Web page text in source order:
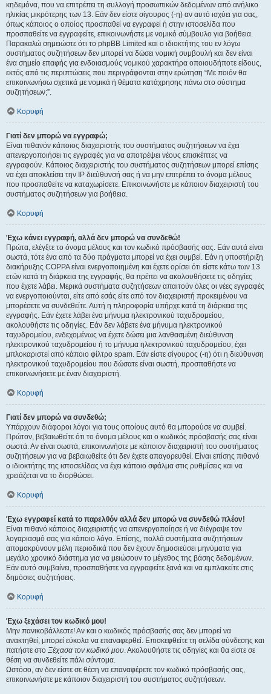
κηδεμόνα, που να επιτρέπει τη συλλογή προσωπικών δεδομένων από ανήλικο
ηλικίας μικρότερης των 13. Εάν δεν είστε σίγουρος (-η) αν αυτό ισχύει για σας,
όπως κάποιος ο οποίος προσπαθεί να εγγραφεί ή στην ιστοσελίδα που
προσπαθείτε να εγγραφείτε, επικοινωνήστε με νομικό σύμβουλο για βοήθεια.
Παρακαλώ σημειώστε ότι το phpBB Limited και ο ιδιοκτήτης του εν λόγω
συστήματος συζητήσεων δεν μπορεί να δώσει νομική συμβουλή και δεν είναι
ένα σημείο επαφής για ενδοιασμούς νομικού χαρακτήρα οποιουδήποτε είδους,
εκτός από τις περιπτώσεις που περιγράφονται στην ερώτηση “Με ποιόν θα
επικοινωνήσω σχετικά με νομικά ή θέματα κατάχρησης πάνω στο σύστημα
συζητήσεων;”.
Κορυφή
Γιατί δεν μπορώ να εγγραφώ;
Είναι πιθανόν κάποιος διαχειριστής του συστήματος συζητήσεων να έχει
απενεργοποιήσει τις εγγραφές για να αποτρέψει νέους επισκέπτες να
εγγραφούν. Κάποιος διαχειριστής του συστήματος συζητήσεων μπορεί επίσης
να έχει αποκλείσει την IP διεύθυνσή σας ή να μην επιτρέπει το όνομα μέλους
που προσπαθείτε να καταχωρίσετε. Επικοινωνήστε με κάποιον διαχειριστή του
συστήματος συζητήσεων για βοήθεια.
Κορυφή
Έχω κάνει εγγραφή, αλλά δεν μπορώ να συνδεθώ!
Πρώτα, ελέγξτε το όνομα μέλους και τον κωδικό πρόσβασής σας. Εάν αυτά είναι
σωστά, τότε ένα από τα δύο πράγματα μπορεί να έχει συμβεί. Εάν η υποστήριξη
διακήρυξης COPPA είναι ενεργοποιημένη και έχετε ορίσει ότι είστε κάτω των 13
ετών κατά τη διάρκεια της εγγραφής, θα πρέπει να ακολουθήσετε τις οδηγίες
που έχετε λάβει. Μερικά συστήματα συζητήσεων απαιτούν όλες οι νέες εγγραφές
να ενεργοποιούνται, είτε από εσάς είτε από τον διαχειριστή προκειμένου να
μπορέσετε να συνδεθείτε. Αυτή η πληροφορία υπήρχε κατά τη διάρκεια της
εγγραφής. Εάν έχετε λάβει ένα μήνυμα ηλεκτρονικού ταχυδρομείου,
ακολουθήστε τις οδηγίες. Εάν δεν λάβετε ένα μήνυμα ηλεκτρονικού
ταχυδρομείου, ενδεχομένως να έχετε δώσει μια λανθασμένη διεύθυνση
ηλεκτρονικού ταχυδρομείου ή το μήνυμα ηλεκτρονικού ταχυδρομείου, έχει
μπλοκαριστεί από κάποιο φίλτρο spam. Εάν είστε σίγουρος (-η) ότι η διεύθυνση
ηλεκτρονικού ταχυδρομείου που δώσατε είναι σωστή, προσπαθήστε να
επικοινωνήσετε με έναν διαχειριστή.
Κορυφή
Γιατί δεν μπορώ να συνδεθώ;
Υπάρχουν διάφοροι λόγοι για τους οποίους αυτό θα μπορούσε να συμβεί.
Πρώτον, βεβαιωθείτε ότι το όνομα μέλους και ο κωδικός πρόσβασής σας είναι
σωστά. Αν είναι σωστά, επικοινωνήστε με κάποιον διαχειριστή του συστήματος
συζητήσεων για να βεβαιωθείτε ότι δεν έχετε απαγορευθεί. Είναι επίσης πιθανό
ο ιδιοκτήτης της ιστοσελίδας να έχει κάποιο σφάλμα στις ρυθμίσεις και να
χρειάζεται να το διορθώσει.
Κορυφή
Έχω εγγραφεί κατά το παρελθόν αλλά δεν μπορώ να συνδεθώ πλέον!
Είναι πιθανό κάποιος διαχειριστής να απενεργοποίησε ή να διέγραψε τον
λογαριασμό σας για κάποιο λόγο. Επίσης, πολλά συστήματα συζητήσεων
απομακρύνουν μέλη περιοδικά που δεν έχουν δημοσιεύσει μηνύματα για
μεγάλο χρονικό διάστημα για να μειώσουν το μέγεθος της βάσης δεδομένων.
Εάν αυτό συμβαίνει, προσπαθήστε να εγγραφείτε ξανά και να εμπλακείτε στις
δημόσιες συζητήσεις.
Κορυφή
Έχω ξεχάσει τον κωδικό μου!
Μην πανικοβάλλεστε! Αν και ο κωδικός πρόσβασής σας δεν μπορεί να
ανακτηθεί, μπορεί εύκολα να επαναφερθεί. Επισκεφθείτε τη σελίδα σύνδεσης και
πατήστε στο Ξέχασα τον κωδικό μου. Ακολουθήστε τις οδηγίες και θα είστε σε
θέση να συνδεθείτε πάλι σύντομα.
Ωστόσο, αν δεν είστε σε θέση να επαναφέρετε τον κωδικό πρόσβασής σας,
επικοινωνήστε με κάποιον διαχειριστή του συστήματος συζητήσεων.